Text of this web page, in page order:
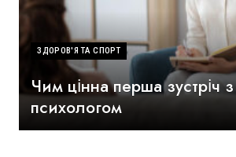
ЗДОРОВ'Я ТА СПОРТ
Чим цінна перша зустріч з
психологом